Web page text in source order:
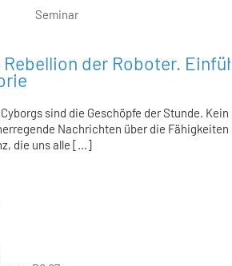
Seminar
der Roboter.
sind die Geschöpfe der Stunde. Kein
Nachrichten über die Fähigkeiten
die uns alle [...]